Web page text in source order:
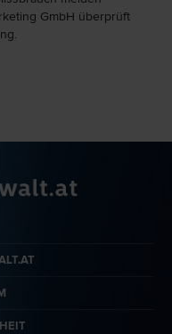
GmbH überprüft